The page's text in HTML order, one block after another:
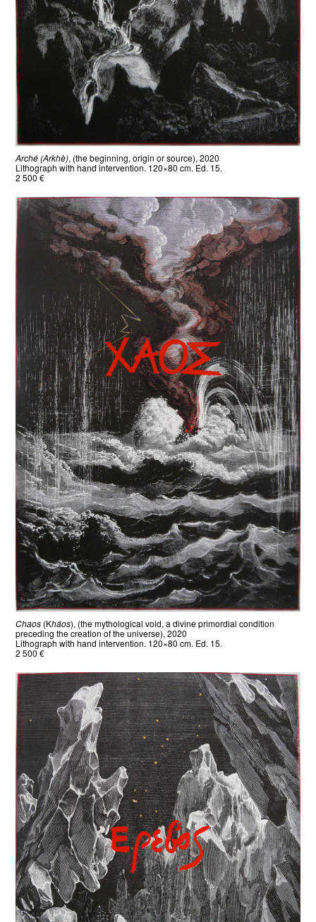
Arché (Arkhè), (the beginning, origin or source), 2020
Lithograph with hand intervention. 120×80 cm. Ed. 15.
2 500 €
Chaos (Kháos), (the mythological void, a divine primordial condition
preceding the creation of the universe), 2020
Lithograph with hand intervention. 120×80 cm. Ed. 15.
2 500 €